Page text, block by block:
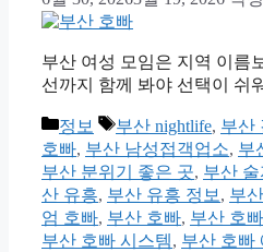
부산 여성 모임은 지역 이름
선까지 함께 봐야 선택이 쉬
카
테
고
리
정보
태
그
부산 nightlife, 부산
호빠, 부산 남성접객업소, 부
부산 분위기 좋은 곳, 부산 술
산 유흥, 부산 유흥 정보 , 부
엄 호빠, 부산 호빠, 부산 호
부산 호빠 시스템, 부산 호빠